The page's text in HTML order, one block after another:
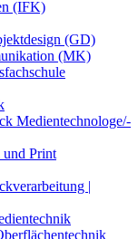
(IFK)
(GD)
(MK)
Medientechnologe/-
und Print
|